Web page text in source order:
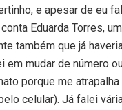
e apesar de eu
Eduarda Torres,
também que já
em mudar de número
porque me
celular). Já falei